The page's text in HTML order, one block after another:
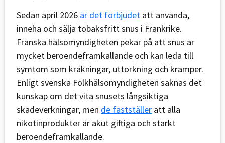
Sedan april 2026 är det förbjudet att använda,
inneha och sälja tobaksfritt snus i Frankrike.
Franska hälsomyndigheten pekar på att snus är
mycket beroendeframkallande och kan leda till
symtom som kräkningar, uttorkning och kramper.
Enligt svenska Folkhälsomyndigheten saknas det
kunskap om det vita snusets långsiktiga
skadeverkningar, men de fastställer att alla
nikotinprodukter är akut giftiga och starkt
beroendeframkallande.